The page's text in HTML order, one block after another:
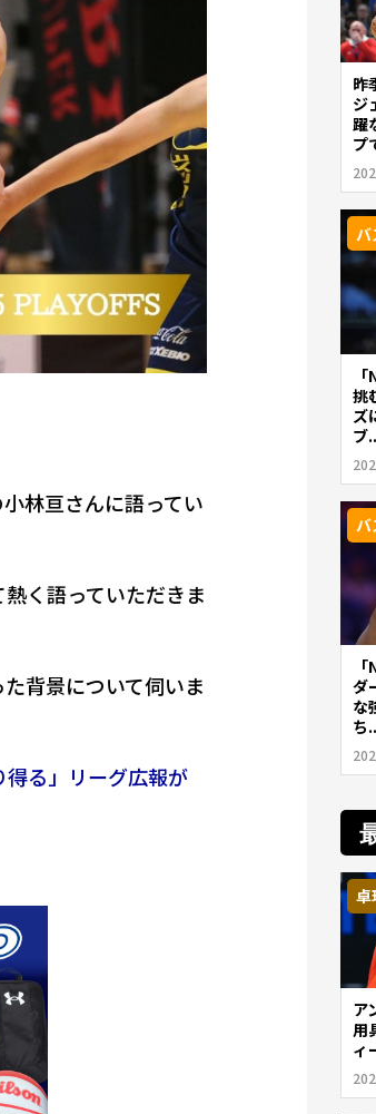
小林亘さんに語ってい
く語っていただきま
背景について伺いま
得る」リーグ広報が
昨
ジ
躍
プ
挑
ズ
ブ
バ
ダ
な
ち
卓
ア
用
ィ